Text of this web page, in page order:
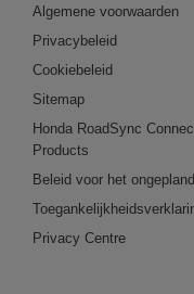
Algemene voorwaarden
Privacybeleid
Cookiebeleid
Sitemap
Honda RoadSync
Products
Beleid voor het
Privacy Centre